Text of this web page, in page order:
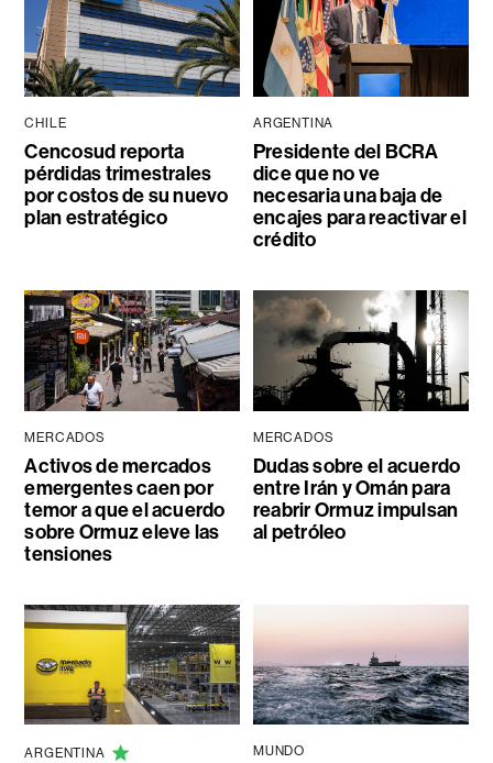
CHILE
Cencosud reporta
pérdidas trimestrales
por costos de su nuevo
plan estratégico
ARGENTINA
Presidente del BCRA
dice que no ve
necesaria una baja de
encajes para reactivar el
crédito
MERCADOS
Activos de mercados
emergentes caen por
temor a que el acuerdo
sobre Ormuz eleve las
tensiones
MERCADOS
Dudas sobre el acuerdo
entre Irán y Omán para
reabrir Ormuz impulsan
al petróleo
ARGENTINA MUNDO